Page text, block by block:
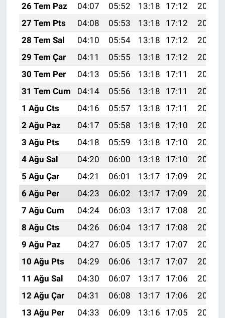
26 Tem Paz
04:07 05:52 13:18 17:12
20:34
27 Tem Pts
04:08 05:53 13:18 17:12
20:33
28 Tem Sal
04:10 05:54 13:18 17:12
20:32
29 Tem Çar
04:11 05:55 13:18 17:12
20:31
30 Tem Per
04:13 05:56 13:18 17:11
20:30
31 Tem Cum
04:14 05:56 13:18 17:11
20:29
1 Ağu Cts
04:16 05:57 13:18 17:11
20:28
2 Ağu Paz
04:17 05:58 13:18 17:10
20:27
3 Ağu Pts
04:18 05:59 13:18 17:10
20:26
4 Ağu Sal
04:20 06:00 13:18 17:10
20:25
5 Ağu Çar
04:21 06:01 13:17 17:09
20:24
6 Ağu Per
04:23 06:02 13:17 17:09
20:23
7 Ağu Cum
04:24 06:03 13:17 17:08
20:21
8 Ağu Cts
04:26 06:04 13:17 17:08
20:20
9 Ağu Paz
04:27 06:05 13:17 17:07
20:19
10 Ağu Pts
04:29 06:06 13:17 17:07
20:18
11 Ağu Sal
04:30 06:07 13:17 17:06
20:17
12 Ağu Çar
04:31 06:08 13:17 17:06
20:15
13 Ağu Per
04:33 06:09 13:16 17:05
20:14